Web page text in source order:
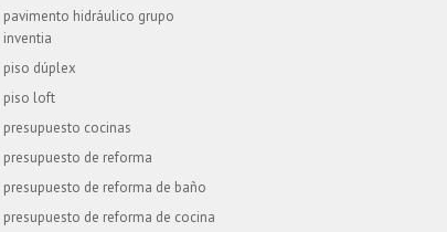
pavimento hidráulico grupo
inventia
piso dúplex
piso loft
presupuesto cocinas
presupuesto de reforma
presupuesto de reforma de baño
presupuesto de reforma de cocina